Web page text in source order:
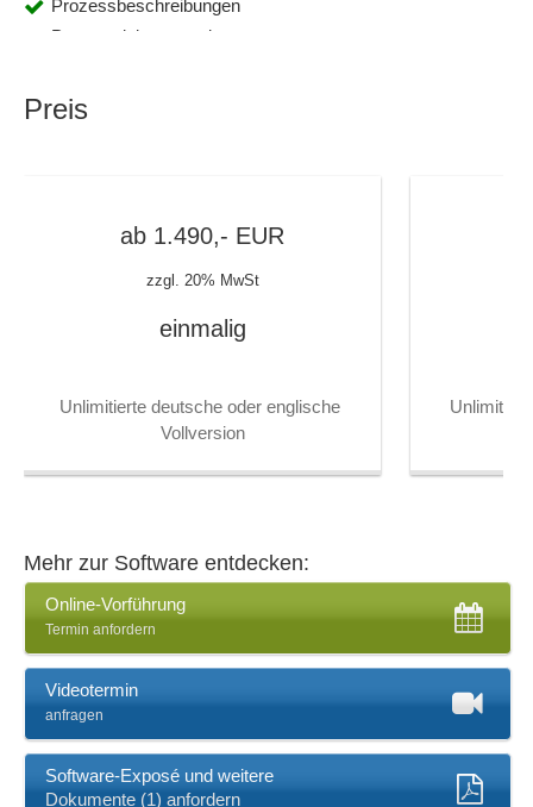
Prozessbeschreibungen
Prozessdokumentation
Prozessmodellierung
Rollenverwaltung
Value Stream Mapping
Versionierung von Prozessen
Preis
ab 1.490,- EUR
zzgl. 20% MwSt
einmalig
Unlimitierte deutsche oder englische
Vollversion
Mehr zur Software entdecken:
Online-Vorführung
Termin anfordern
Videotermin
anfragen
Software-Exposé und weitere
Dokumente (1) anfordern